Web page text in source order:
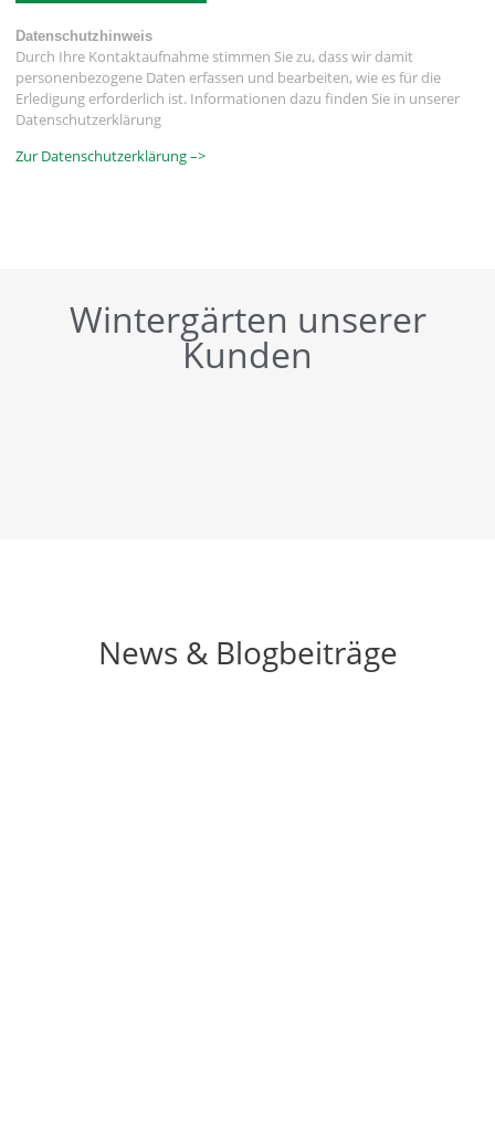
Datenschutzhinweis
Durch Ihre Kontaktaufnahme stimmen Sie zu, dass wir damit
personenbezogene Daten erfassen und bearbeiten, wie es für die
Erledigung erforderlich ist. Informationen dazu finden Sie in unserer
Datenschutzerklärung
Zur Datenschutzerklärung –>
Wintergärten unserer
Kunden
News & Blogbeiträge